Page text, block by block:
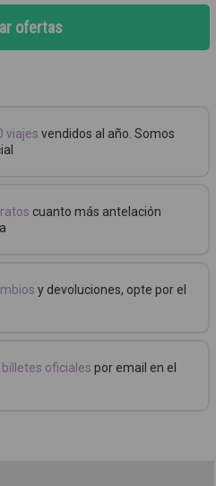
ofertas
viajes vendidos al año. Somos
cuanto más antelación
y devoluciones, opte por el
billetes oficiales por email en el